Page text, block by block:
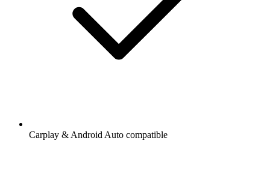
Carplay & Android Auto compatible